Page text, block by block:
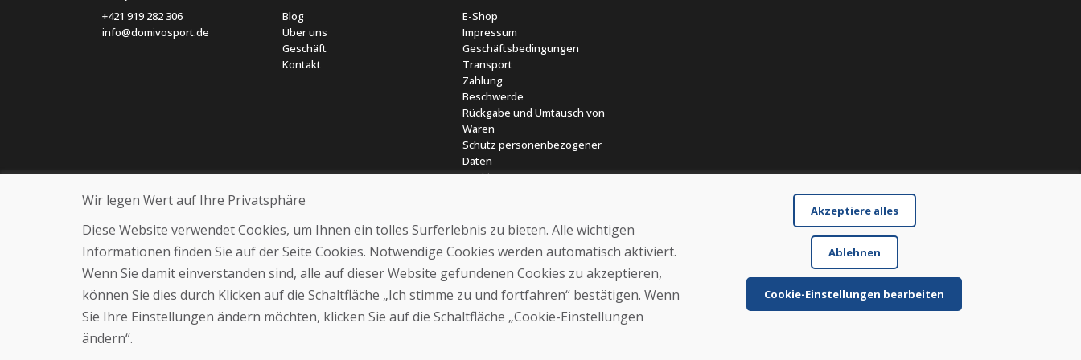
+421 919 282 306
info@domivosport.de
Blog
Über uns
Geschäft
Kontakt
E-Shop
Impressum
Geschäftsbedingungen
Transport
Zahlung
Beschwerde
Rückgabe und Umtausch von
Waren
Schutz personenbezogener
Daten
Cookies
© DOMIVOSPORT 2026, Alle Rechte vorbehalten
Website-Erstellung Erstellung von E-Shops
Wir legen Wert auf Ihre Privatsphäre
Diese Website verwendet Cookies, um Ihnen ein tolles Surferlebnis zu bieten. Alle wichtigen
Informationen finden Sie auf der Seite Cookies. Notwendige Cookies werden automatisch aktiviert.
Wenn Sie damit einverstanden sind, alle auf dieser Website gefundenen Cookies zu akzeptieren,
können Sie dies durch Klicken auf die Schaltfläche „Ich stimme zu und fortfahren“ bestätigen. Wenn
Sie Ihre Einstellungen ändern möchten, klicken Sie auf die Schaltfläche „Cookie-Einstellungen
ändern“.
Akzeptiere alles
Ablehnen
Cookie-Einstellungen bearbeiten